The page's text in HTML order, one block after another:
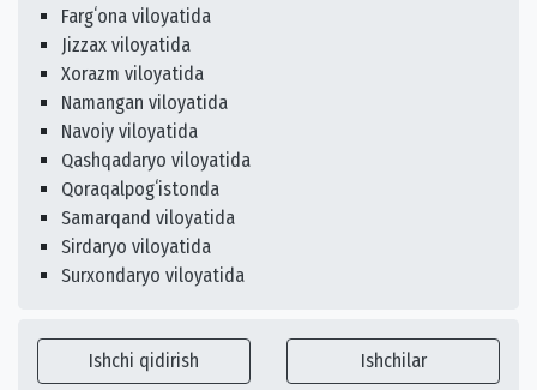
Fargʻona viloyatida
Jizzax viloyatida
Xorazm viloyatida
Namangan viloyatida
Navoiy viloyatida
Qashqadaryo viloyatida
Qoraqalpogʻistonda
Samarqand viloyatida
Sirdaryo viloyatida
Surxondaryo viloyatida
Ishchi qidirish Ishchilar